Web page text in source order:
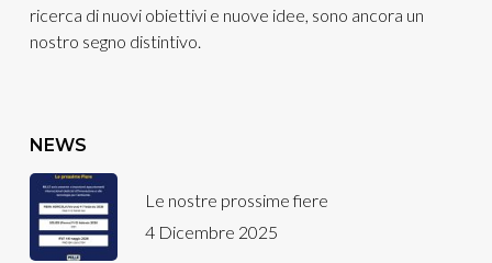
ricerca di nuovi obiettivi e nuove idee, sono ancora un
nostro segno distintivo.
NEWS
Le nostre prossime fiere
4 Dicembre 2025